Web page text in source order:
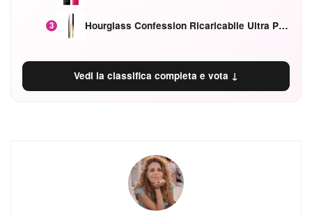
3 Hourglass Confession Ricaricabile Ultra Preciso Ad Alta Intensità Secretly Classic Red
Vedi la classifica completa e vota ↓